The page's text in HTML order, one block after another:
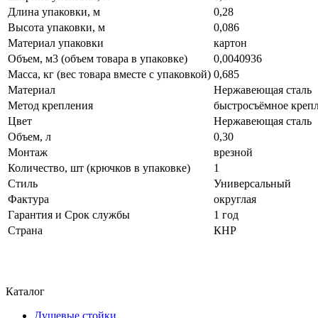
Длина упаковки, м
0,28
Высота упаковки, м
0,086
Материал упаковки
картон
Объем, м3 (объем товара в упаковке)
0,0040936
Масса, кг (вес товара вместе с упаковкой) 0,685
Материал
Нержавеющая сталь
Метод крепления
быстросъёмное
Цвет
Нержавеющая сталь
Объем, л
0,30
Монтаж
врезной
Количество, шт (крючков в упаковке)
1
Стиль
Универсальный
Фактура
округлая
Гарантия и Срок службы
1 год
Страна
КНР
Каталог
Душевые стойки